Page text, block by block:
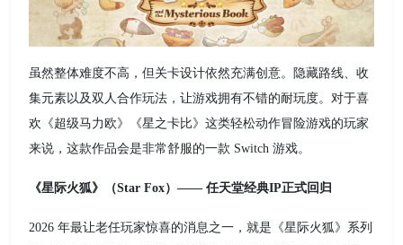
虽然整体难度不高，但关卡设计依然充满创意。隐藏路线、收
集元素以及双人合作玩法，让游戏拥有不错的耐玩度。对于喜
欢《超级马力欧》《星之卡比》这类轻松动作冒险游戏的玩家
来说，这款作品会是非常舒服的一款 Switch 游戏。
《星际火狐》（Star Fox）—— 任天堂经典IP正式回归
2026 年最让老任玩家惊喜的消息之一，就是《星际火狐》系列